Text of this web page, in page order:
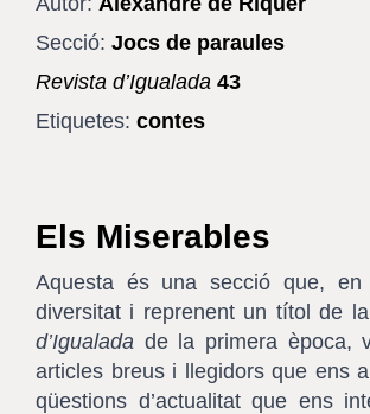
Secció: Jocs de paraules
Revista d’Igualada 43
Etiquetes: contes
Els Miserables
Aquesta és una secció que, en
diversitat i reprenent un títol de la
d’Igualada de la primera època,
articles breus i llegidors que ens
qüestions d’actualitat que ens